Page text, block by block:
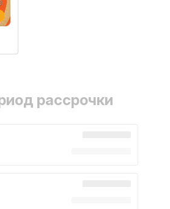
рассрочки